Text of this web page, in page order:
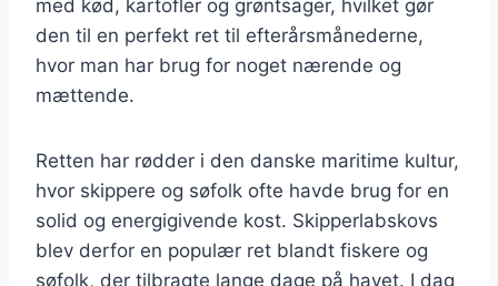
med kød, kartofler og grøntsager, hvilket gør
den til en perfekt ret til efterårsmånederne,
hvor man har brug for noget nærende og
mættende.
Retten har rødder i den danske maritime kultur,
hvor skippere og søfolk ofte havde brug for en
solid og energigivende kost. Skipperlabskovs
blev derfor en populær ret blandt fiskere og
søfolk, der tilbragte lange dage på havet. I dag